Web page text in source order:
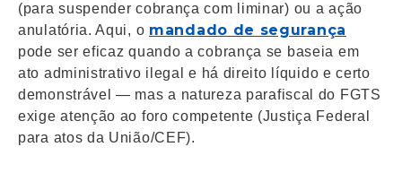
(para suspender cobrança com liminar) ou a ação
anulatória. Aqui, o mandado de segurança
pode ser eficaz quando a cobrança se baseia em
ato administrativo ilegal e há direito líquido e certo
demonstrável — mas a natureza parafiscal do FGTS
exige atenção ao foro competente (Justiça Federal
para atos da União/CEF).